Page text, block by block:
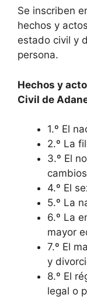
Se inscriben
hechos y
estado civil y
persona.
Hechos y
Civil de
1.º El
2.º La
3.º El
4.º El
5.º La
6.º La
mayor
7.º El
y
8.º El
legal o